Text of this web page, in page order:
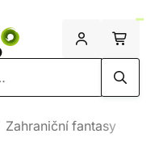
Zahraniční fantasy